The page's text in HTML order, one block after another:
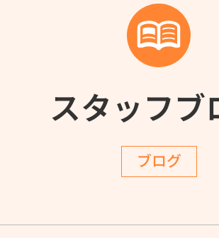
スタッフブ
ブログ